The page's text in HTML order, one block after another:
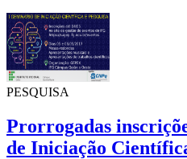
PESQUISA
Prorrogadas
de Iniciação